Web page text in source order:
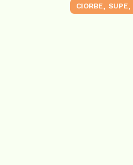
CIORBE, SUPE,